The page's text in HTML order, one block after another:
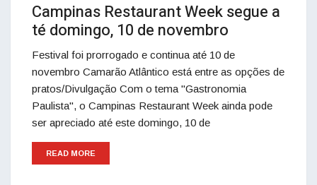
Campinas Restaurant Week segue a
té domingo, 10 de novembro
Festival foi prorrogado e continua até 10 de
novembro Camarão Atlântico está entre as opções de
pratos/Divulgação Com o tema "Gastronomia
Paulista", o Campinas Restaurant Week ainda pode
ser apreciado até este domingo, 10 de
READ MORE